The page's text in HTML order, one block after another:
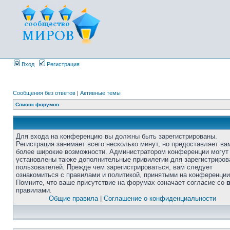
Вход Регистрация
Сообщения без ответов | Активные темы
Список форумов
Для входа на конференцию вы должны быть зарегистрированы.
Регистрация занимает всего несколько минут, но предоставляет
более широкие возможности. Администратором конференции
установлены также дополнительные привилегии для
пользователей. Прежде чем зарегистрироваться, вам следует
ознакомиться с правилами и политикой, принятыми на
Помните, что ваше присутствие на форумах означает согласие со
правилами.
Общие правила| Соглашение о конфиденциальности